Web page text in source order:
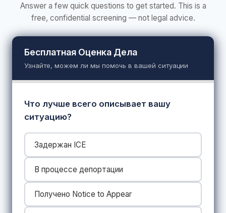
Answer a few quick questions to get started. This is a
free, confidential screening — not legal advice.
Бесплатная Оценка Дела
Узнайте, можем ли мы помочь в вашей ситуации
Что лучше всего описывает вашу
ситуацию?
Задержан ICE
В процессе депортации
Получено Notice to Appear